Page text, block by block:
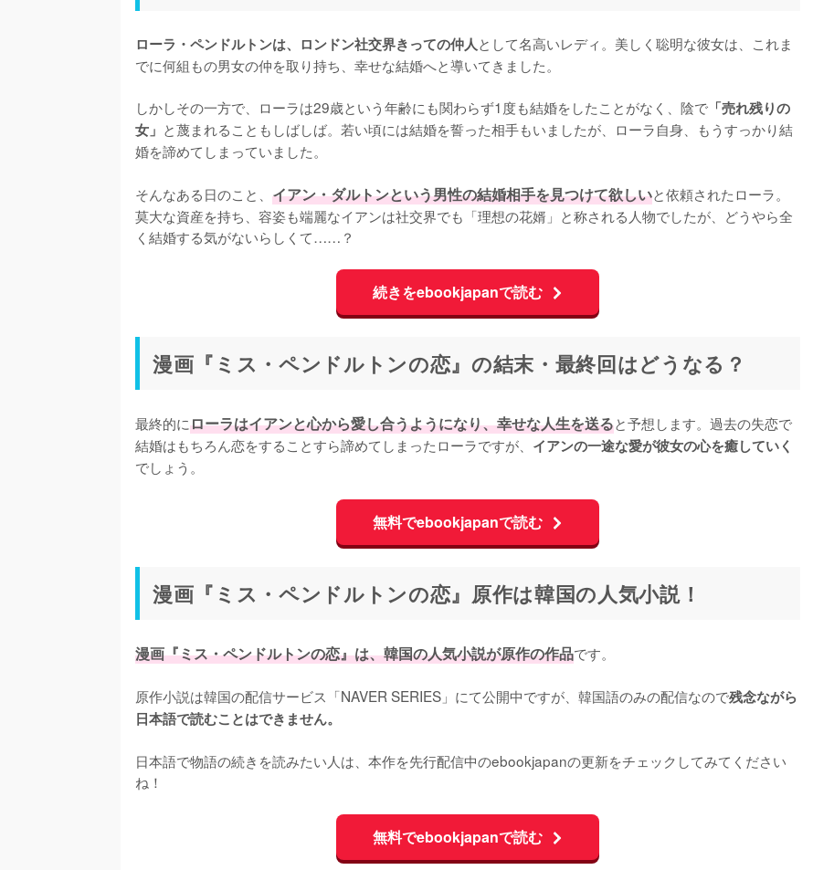
ローラ・ペンドルトンは、ロンドン社交界きっての仲人として名高いレディ。美しく聡明な彼女は、これま
でに何組もの男女の仲を取り持ち、幸せな結婚へと導いてきました。
しかしその一方で、ローラは29歳という年齢にも関わらず1度も結婚をしたことがなく、陰で 「売れ残りの
女」 と蔑まれることもしばしば。若い頃には結婚を誓った相手もいましたが、ローラ自身、もうすっかり結
婚を諦めてしまっていました。
そんなある日のこと、 イアン・ダルトンという男性の結婚相手を見つけて欲しいと依頼されたローラ。
莫大な資産を持ち、容姿も端麗なイアンは社交界でも「理想の花婿」と称される人物でしたが、どうやら全
く結婚する気がないらしくて……？
続きをebookjapanで読む
漫画『ミス・ペンドルトンの恋』の結末・最終回はどうなる？
最終的にローラはイアンと心から愛し合うようになり、幸せな人生を送ると予想します。過去の失恋で
結婚はもちろん恋をすることすら諦めてしまったローラですが、 イアンの一途な愛が彼女の心を癒していく
でしょう。
無料でebookjapanで読む
漫画『ミス・ペンドルトンの恋』原作は韓国の人気小説！
漫画『ミス・ペンドルトンの恋』は、韓国の人気小説が原作の作品です。
原作小説は韓国の配信サービス「NAVER SERIES」にて公開中ですが、韓国語のみの配信なので残念ながら
日本語で読むことはできません。
日本語で物語の続きを読みたい人は、本作を先行配信中のebookjapanの更新をチェックしてみてください
ね！
無料でebookjapanで読む